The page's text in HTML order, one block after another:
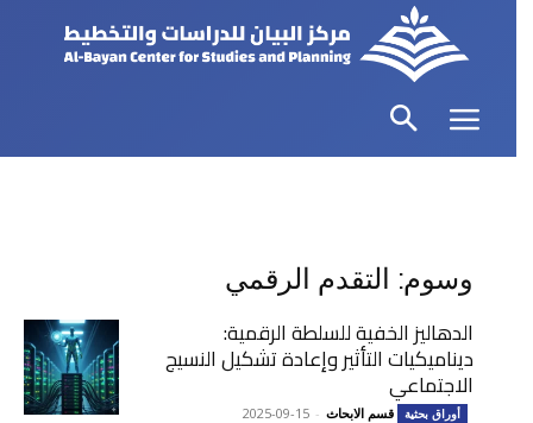
وسوم: التقدم الرقمي
الدهاليز الخفية للسلطة الرقمية:
ديناميكيات التأثير وإعادة تشكيل النسيج
الاجتماعي
أوراق بحثية قسم الابحاث -
2025-09-15